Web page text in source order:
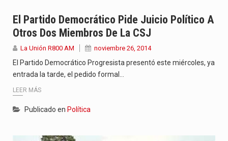
El amanecer de este miércoles se caracteriza por un ambiente…
El Partido Democrático Pide Juicio Político A
Otros Dos Miembros De La CSJ
La Unión R800 AM noviembre 26, 2014
El Partido Democrático Progresista presentó este miércoles, ya
entrada la tarde, el pedido formal…
LEER MÁS
Publicado en Política